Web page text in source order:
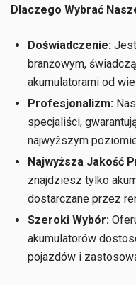
Dlaczego Wybrać
Doświadczenie:
branżowym,
akumulatorami od
Profesjonalizm:
specjaliści,
najwyższym
Najwyższa Jakość
znajdziesz tylko
dostarczane przez
Szeroki Wybór:
akumulatorów
pojazdów i